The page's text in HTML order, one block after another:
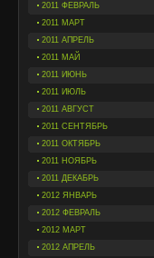
2011 ФЕВРАЛЬ
2011 МАРТ
2011 АПРЕЛЬ
2011 МАЙ
2011 ИЮНЬ
2011 ИЮЛЬ
2011 АВГУСТ
2011 СЕНТЯБРЬ
2011 ОКТЯБРЬ
2011 НОЯБРЬ
2011 ДЕКАБРЬ
2012 ЯНВАРЬ
2012 ФЕВРАЛЬ
2012 МАРТ
2012 АПРЕЛЬ